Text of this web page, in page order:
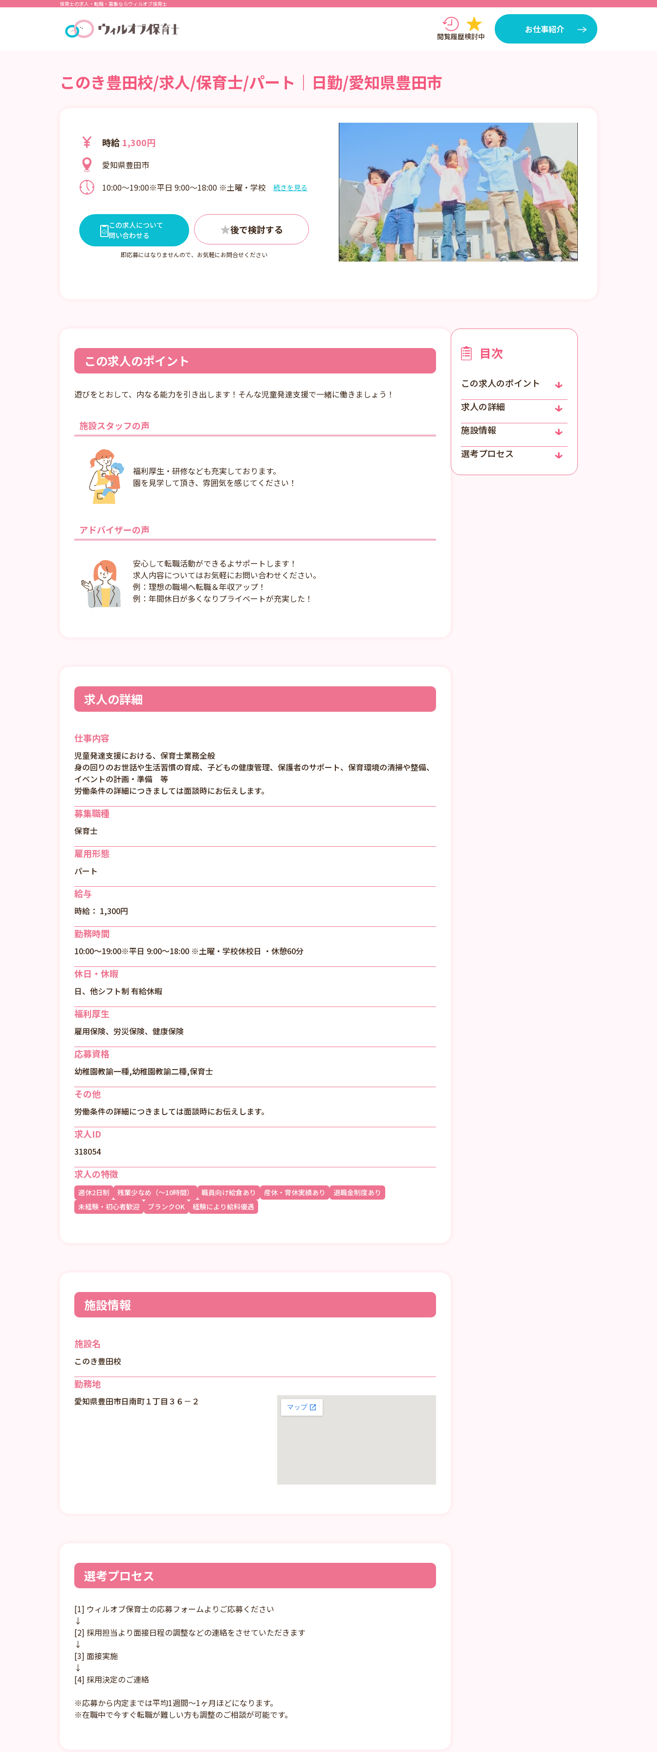
保育士の求人・転職・募集ならウィルオブ保育士
閲覧履歴検討中
お仕事紹介
このき豊田校/求人/保育士/パート｜日勤/愛知県豊田市
時給 1,300円
愛知県豊田市
10:00～19:00※平日 9:00～18:00 ※土曜・学校
続きを見る
この求人について
問い合わせる
即応募にはなりませんので、お気軽にお問合せください
この求人のポイント
遊びをとおして、内なる能力を引き出します！そんな児童発達支援で一緒に働きましょう！
施設スタッフの声
福利厚生・研修なども充実しております。
園を見学して頂き、雰囲気を感じてください！
アドバイザーの声
安心して転職活動ができるよサポートします！
求人内容についてはお気軽にお問い合わせください。
例：理想の職場へ転職＆年収アップ！
例：年間休日が多くなりプライベートが充実した！
求人の詳細
仕事内容
児童発達支援における、保育士業務全般
身の回りのお世話や生活習慣の育成、子どもの健康管理、保護者のサポート、保育環境の清掃や整備、
イベントの計画・準備 等
労働条件の詳細につきましては面談時にお伝えします。
募集職種
保育士
雇用形態
パート
給与
時給： 1,300円
勤務時間
10:00～19:00※平日 9:00～18:00 ※土曜・学校休校日 ・休憩60分
休日・休暇
日、他シフト制 有給休暇
福利厚生
雇用保険、労災保険、健康保険
応募資格
幼稚園教諭一種,幼稚園教諭二種,保育士
その他
労働条件の詳細につきましては面談時にお伝えします。
求人ID
318054
求人の特徴
週休2日制 残業少なめ（～10時間） 職員向け給食あり 産休・育休実績あり
退職金制度あり
未経験・初心者歓迎
ブランクOK 経験により給料優遇
施設情報
施設名
このき豊田校
勤務地
愛知県豊田市日南町１丁目３６－２
選考プロセス
[1] ウィルオブ保育士の応募フォームよりご応募ください
↓
[2] 採用担当より面接日程の調整などの連絡をさせていただきます
↓
[3] 面接実施
↓
[4] 採用決定のご連絡
※応募から内定までは平均1週間～1ヶ月ほどになります。
※在職中で今すぐ転職が難しい方も調整のご相談が可能です。
目次
この求人のポイント
求人の詳細
施設情報
選考プロセス